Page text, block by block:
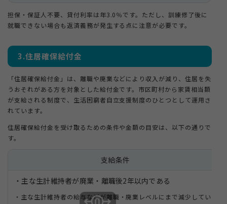
担保・保証人不要、貸付利率は年3.0％です。ただし、訓練修了後に
就職できない場合も返済義務が発生する点に注意が必要です。
3.住居確保給付金
「住居確保給付金」は、離職や廃業などにより収入が減り、住居を失
うおそれがある方を対象とした給付金です。市区町村から家賃相当額
が支給される制度で、生活困窮者自立支援制度のひとつとして運用さ
れています。
住居確保給付金を受け取るための条件や金額の目安は、以下の通りで
す。
支給条件
・主な生計維持者が廃業・離職後2年以内である
・主な生計維持者の給与などが離職・廃業レベルにまで減少してい